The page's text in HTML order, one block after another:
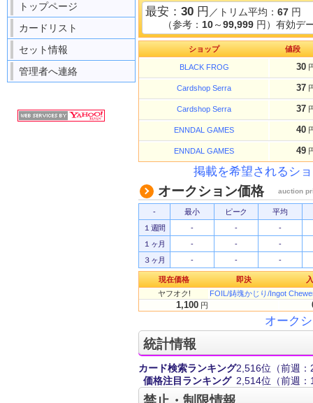
トップページ
カードリスト
セット情報
管理者へ連絡
最安： 30 円 ／トリム平均： 67 円
（参考： 10～99,999 円）有効デ
ショップ 値段
BLACK FROG 30
Cardshop Serra 37
Cardshop Serra 37
ENNDAL GAMES 40
ENNDAL GAMES 49
掲載を希望されるシ
オークション価格 auction
- 最小 ピーク
平均
１週間
- -
-
１ヶ月
- -
-
３ヶ月
- - -
現在価格 即決
ヤフオク!
FOIL/鋳塊かじり/Ingot
1,100 円
オーク
統計情報
カード検索ランキング2,516位 （前週
価格注目ランキング 2,514位 （前週